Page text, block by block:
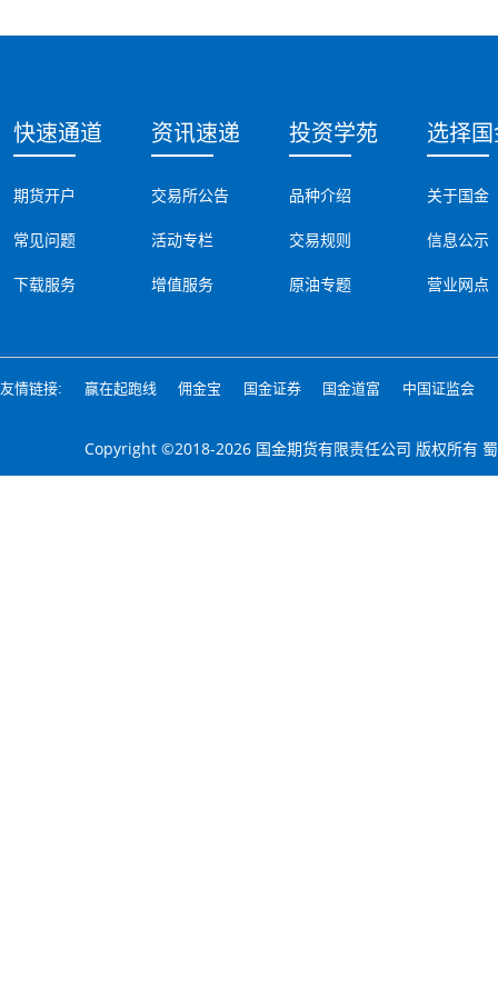
快速通道
期货开户
常见问题
下载服务
资讯速递
交易所公告
活动专栏
增值服务
投资学苑
品种介绍
交易规则
原油专题
选择
关于国金
信息公示
营业网点
友情链接: 赢在起跑线 佣金宝 国金证券 国金道富 中国证监会
Copyright ©2018-2026 国金期货有限责任公司 版权所有